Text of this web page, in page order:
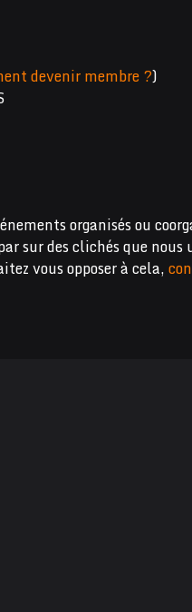
devenir membre ?)
organisés ou
sur des clichés que
vous opposer à cela,